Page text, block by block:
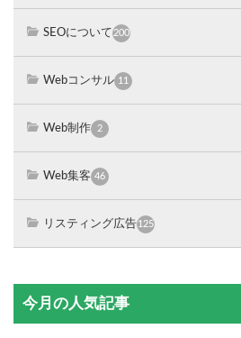
SEOについて200
Webコンサル 11
Web制作 2
Web集客 46
リスティング広告125
今月の人気記事